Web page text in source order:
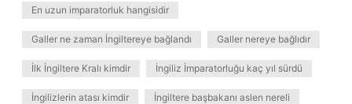
En uzun imparatorluk hangisidir
Galler ne zaman İngiltereye bağlandı Galler nereye bağlıdır
İlk İngiltere Kralı kimdir İngiliz İmparatorluğu kaç yıl sürdü
İngilizlerin atası kimdir İngiltere başbakanı aslen nereli